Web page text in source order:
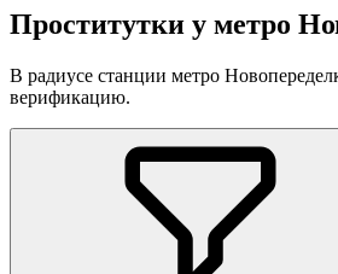
Проститутки у метро
В радиусе станции метро
верификацию.